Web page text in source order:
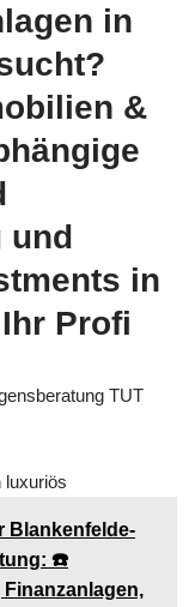
in
&
und
in
Profi
TUT
luxuriös
Blankenfelde-
☎️